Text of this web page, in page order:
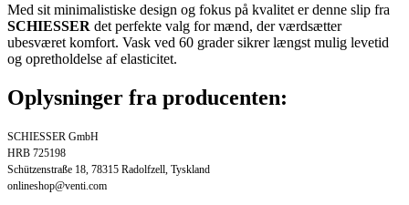
Med sit minimalistiske design og fokus på kvalitet er denne slip fra
SCHIESSER det perfekte valg for mænd, der værdsætter
ubesværet komfort. Vask ved 60 grader sikrer længst mulig levetid
og opretholdelse af elasticitet.
Oplysninger fra producenten:
SCHIESSER GmbH
HRB 725198
Schützenstraße 18, 78315 Radolfzell, Tyskland
onlineshop@venti.com